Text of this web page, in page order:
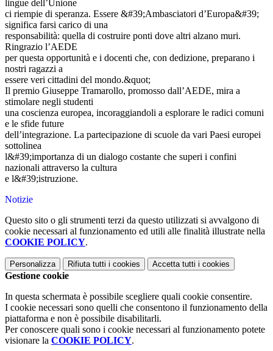
lingue dell’Unione
ci riempie di speranza. Essere &#39;Ambasciatori d’Europa&#39;
significa farsi carico di una
responsabilità: quella di costruire ponti dove altri alzano muri.
Ringrazio l’AEDE
per questa opportunità e i docenti che, con dedizione, preparano i
nostri ragazzi a
essere veri cittadini del mondo.&quot;
Il premio Giuseppe Tramarollo, promosso dall’AEDE, mira a
stimolare negli studenti
una coscienza europea, incoraggiandoli a esplorare le radici comuni
e le sfide future
dell’integrazione. La partecipazione di scuole da vari Paesi europei
sottolinea
l&#39;importanza di un dialogo costante che superi i confini
nazionali attraverso la cultura
e l&#39;istruzione.
Notizie
Questo sito o gli strumenti terzi da questo utilizzati si avvalgono di
cookie necessari al funzionamento ed utili alle finalità illustrate nella
COOKIE POLICY.
Personalizza Rifiuta tutti i cookies Accetta tutti i cookies
Gestione cookie
In questa schermata è possibile scegliere quali cookie consentire.
I cookie necessari sono quelli che consentono il funzionamento della
piattaforma e non è possibile disabilitarli.
Per conoscere quali sono i cookie necessari al funzionamento potete
visionare la COOKIE POLICY.